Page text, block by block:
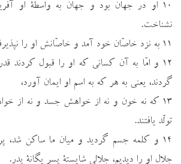
۱۰ او در جهان بود و جهان به واسطة او
نشناخت.
۱۱ به نزد خاصّان خود آمد و خاصّانش او را نپذيرفتند؛
۱۲ و امّا به آن كساني كه او را قبول كردند
گردند، يعني به هر كه به اسم او ايمان آورد،
۱۳ كه نه خون و نه از خواهش جسد و نه از
تولّد يافتند.
۱۴ و كلمه جسم گرديد و ميان ما ساكن شد،
جلال او را ديديم، جلالي شايستة پسر يگانة پدر.